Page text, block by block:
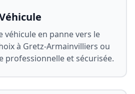
véhicule en panne vers le
à Gretz-Armainvilliers ou
professionnelle et sécurisée.